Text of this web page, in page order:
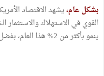
بشكل عام،يشهد الاقتصاد
القوي في الاستهلاك
ينمو بأكثر من 2% هذا العام، بفضل الاستهلاك القوي والاستثمار الخاص.